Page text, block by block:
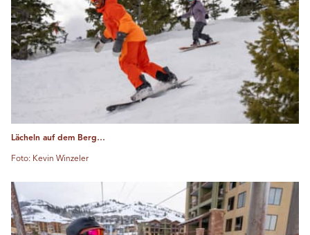
Lächeln auf dem Berg…
Foto: Kevin Winzeler